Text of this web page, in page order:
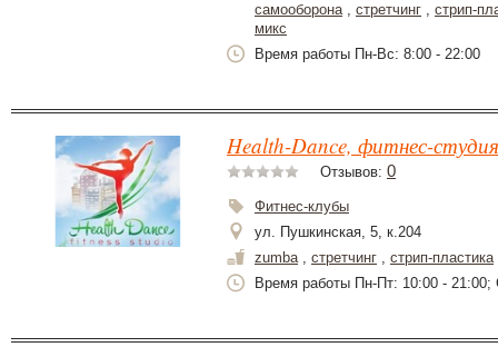
самооборона, стретчинг , стрип-
микс
Время работы Пн-Вс: 8:00 - 22:00
Health-Dance, фитнес-студия
Отзывов: 0
Фитнес-клубы
ул. Пушкинская, 5, к.204
zumba, стретчинг , стрип-пластика
Время работы Пн-Пт: 10:00 - 21:00;